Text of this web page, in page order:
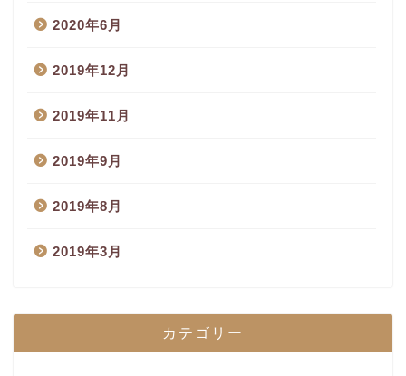
2020年6月
2019年12月
2019年11月
2019年9月
2019年8月
2019年3月
カテゴリー